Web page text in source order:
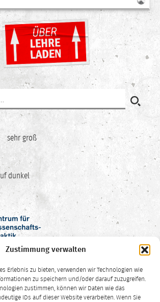
Zustimmung verwalten
Erlebnis zu bieten, verwenden wir Technologien wie
zu speichern und/oder darauf zuzugreifen.
zustimmen, können wir Daten wie das
IDs auf dieser Website verarbeiten. Wenn Sie
sehr groß
dunkel